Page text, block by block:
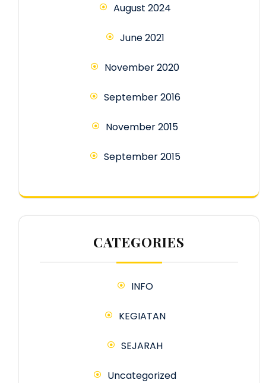
August 2024
June 2021
November 2020
September 2016
November 2015
September 2015
CATEGORIES
INFO
KEGIATAN
SEJARAH
Uncategorized